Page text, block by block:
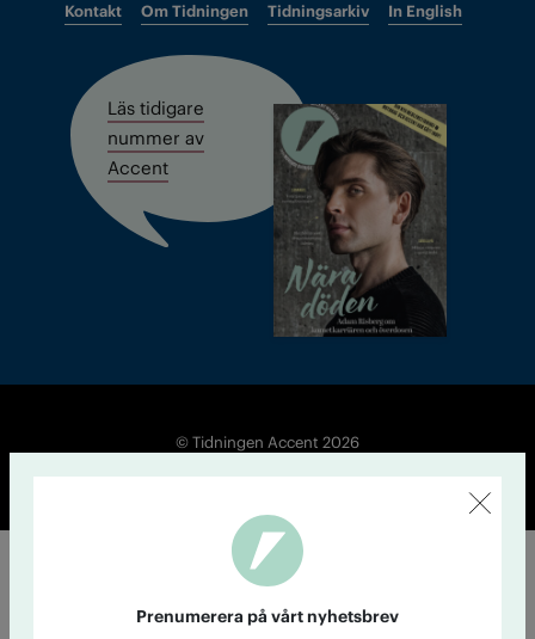
Kontakt Om Tidningen Tidningsarkiv In English
Läs tidigare
nummer av
Accent
© Tidningen Accent 2026
Cookiepolicy
Personuppgiftspolicy
Prenumerera på vårt nyhetsbrev